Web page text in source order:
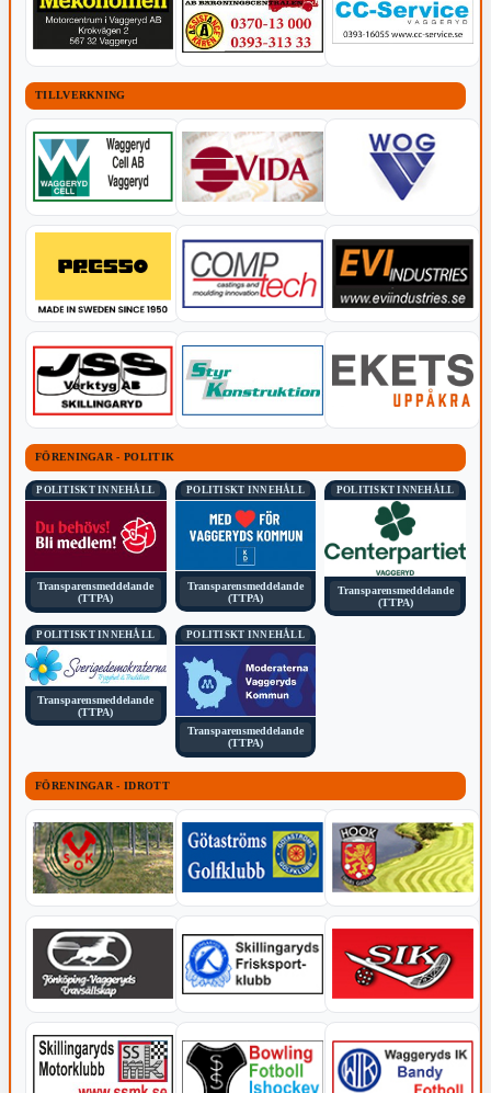
TILLVERKNING
FÖRENINGAR - POLITIK
POLITISKT INNEHÅLL
Transparensmeddelande
(TTPA)
POLITISKT INNEHÅLL
Transparensmeddelande
(TTPA)
POLITISKT INNEHÅLL
Transparensmeddelande
(TTPA)
POLITISKT INNEHÅLL
Transparensmeddelande
(TTPA)
POLITISKT INNEHÅLL
Transparensmeddelande
(TTPA)
FÖRENINGAR - IDROTT